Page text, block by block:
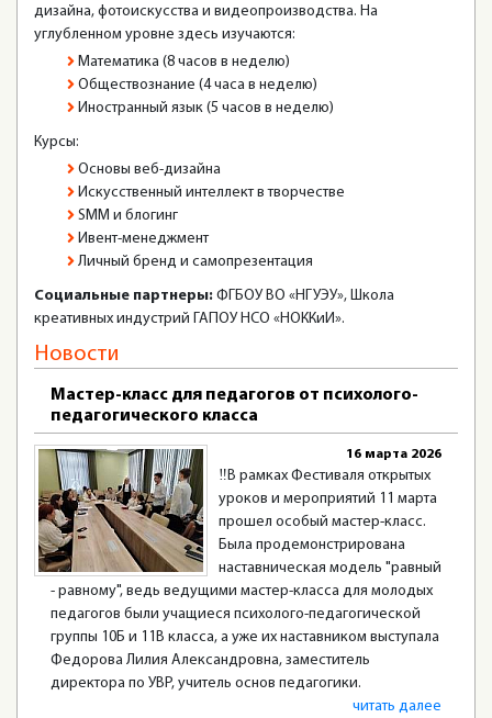
дизайна, фотоискусства и видеопроизводства. На
углубленном уровне здесь изучаются:
Математика (8 часов в неделю)
Обществознание (4 часа в неделю)
Иностранный язык (5 часов в неделю)
Курсы:
Основы веб-дизайна
Искусственный интеллект в творчестве
SMM и блогинг
Ивент-менеджмент
Личный бренд и самопрезентация
Социальные партнеры: ФГБОУ ВО «НГУЭУ», Школа
креативных индустрий ГАПОУ НСО «НОККиИ».
Новости
Мастер-класс для педагогов от психолого-
педагогического класса
16 марта 2026
‼️В рамках Фестиваля открытых
уроков и мероприятий 11 марта
прошел особый мастер-класс.
Была продемонстрирована
наставническая модель "равный
- равному", ведь ведущими мастер-класса для молодых
педагогов были учащиеся психолого-педагогической
группы 10Б и 11В класса, а уже их наставником выступала
Федорова Лилия Александровна, заместитель
директора по УВР, учитель основ педагогики.
читать далее